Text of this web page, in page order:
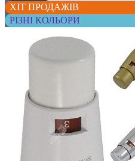
Дизайнерські радіатори
Retro стиль
ХІТ ПРОДАЖІВ
РІЗНІ КОЛЬОРИ